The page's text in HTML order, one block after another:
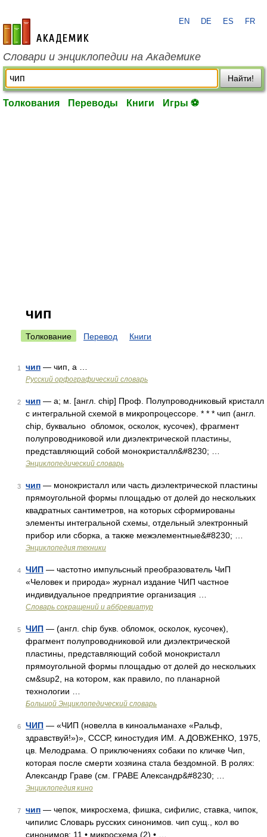
academic.ru
EN DE ES FR
Словари и энциклопедии на Академике
Найти!
Толкования Переводы Книги Игры ⚽
чип
Толкование Перевод Книги
1 чип — чип, а …
Русский орфографический словарь
2 чип — а; м. [англ. chip] Проф. Полупроводниковый кристалл
с интегральной схемой в микропроцессоре. * * * чип (англ.
chip, буквально обломок, осколок, кусочек), фрагмент
полупроводниковой или диэлектрической пластины,
представляющий собой монокристалл&#8230; …
Энциклопедический словарь
3 чип — монокристалл или часть диэлектрической пластины
прямоугольной формы площадью от долей до нескольких
квадратных сантиметров, на которых сформированы
элементы интегральной схемы, отдельный электронный
прибор или сборка, а также межэлементные&#8230; …
Энциклопедия техники
4 ЧИП — частотно импульсный преобразователь ЧиП
«Человек и природа» журнал издание ЧИП частное
индивидуальное предприятие организация …
Словарь сокращений и аббревиатур
5 ЧИП — (англ. chip букв. обломок, осколок, кусочек),
фрагмент полупроводниковой или диэлектрической
пластины, представляющий собой монокристалл
прямоугольной формы площадью от долей до нескольких
см&sup2, на котором, как правило, по планарной
технологии …
Большой Энциклопедический словарь
6 ЧИП — «ЧИП (новелла в киноальманахе «Ральф,
здравствуй!»)», СССР, киностудия ИМ. А.ДОВЖЕНКО, 1975,
цв. Мелодрама. О приключениях собаки по кличке Чип,
которая после смерти хозяина стала бездомной. В ролях:
Александр Граве (см. ГРАВЕ Александр&#8230; …
Энциклопедия кино
7 чип — чепок, микросхема, фишка, сифилис, ставка, чипок,
чипилис Словарь русских синонимов. чип сущ., кол во
синонимов: 11 • микросхема (2) • …